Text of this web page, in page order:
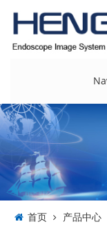
首页 产品中心